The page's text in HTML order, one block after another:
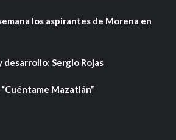
los aspirantes de Morena en
desarrollo: Sergio Rojas
Mazatlán”